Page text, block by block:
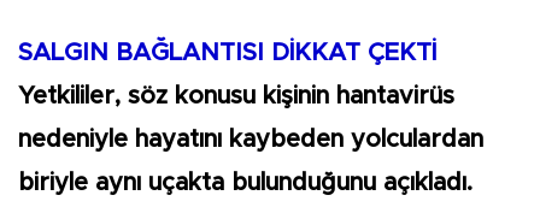
SALGIN BAĞLANTISI DİKKAT ÇEKTİ
Yetkililer, söz konusu kişinin hantavirüs
nedeniyle hayatını kaybeden yolculardan
biriyle aynı uçakta bulunduğunu açıkladı.